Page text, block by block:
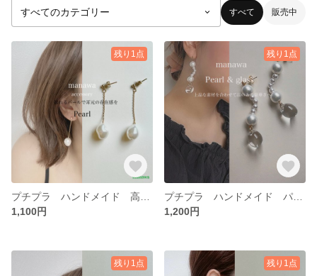
すべて 販売中
残り1点
1,100円
残り1点
1,200円
残り1点 残り1点